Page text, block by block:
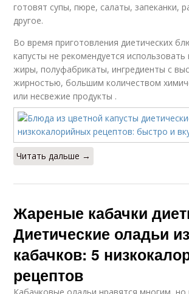
готовят супы, пюре, салаты, запеканки,
другое.
Во время приготовления диетических
капусты не рекомендуется использовать
жиры, полуфабрикаты, ингредиенты с
жирностью, большим количеством
или несвежие продукты .
Читать дальше →
Жареные кабачки
Диетические оладьи из
кабачков: 5
рецептов
Кабачковые оладьи нравятся многим, но